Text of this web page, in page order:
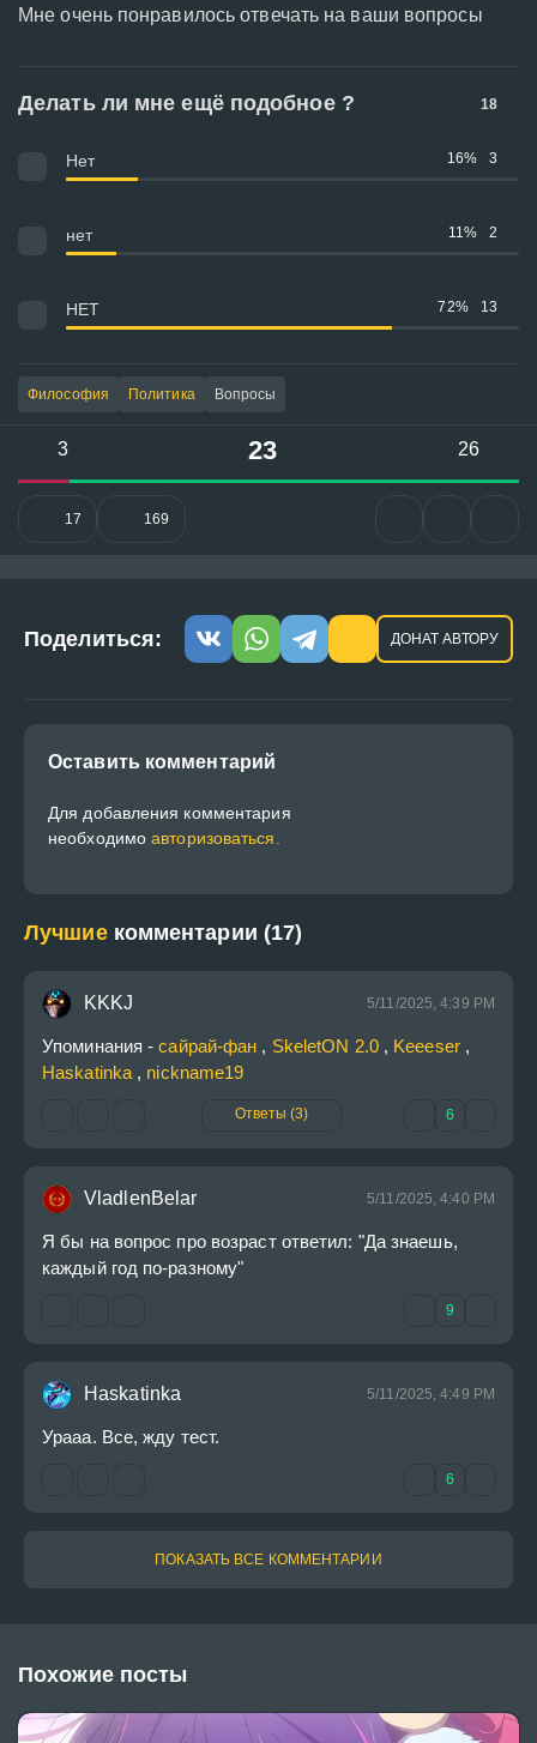
Мне очень понравилось отвечать на ваши вопросы
Делать ли мне ещё подобное ? 18
Нет 16% 3
нет 11% 2
НЕТ 72% 13
Философия Политика Вопросы
3 23 26
17 169
Поделиться: ДОНАТ АВТОРУ
Оставить комментарий
Для добавления комментария
необходимоавторизоваться.
Лучшие комментарии (17)
KKKJ 5/11/2025, 4:39 PM
Упоминания - сайрай-фан , SkeletON 2.0 , Keeeser ,
Haskatinka , nickname19
Ответы (3) 6
VladlenBelar 5/11/2025, 4:40 PM
Я бы на вопрос про возраст ответил: "Да знаешь,
каждый год по-разному"
9
Haskatinka 5/11/2025, 4:49 PM
Урааа. Все, жду тест.
6
ПОКАЗАТЬ ВСЕ КОММЕНТАРИИ
Похожие посты